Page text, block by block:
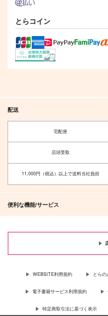
とらコイン
配送
宅配便
店頭受取
11,000円（税込）以上で送料当社負担
便利な機能/サービス
WEBSITE利用規約 とらの
電子書籍サービス利用規約
特定商取引法に基づく表示